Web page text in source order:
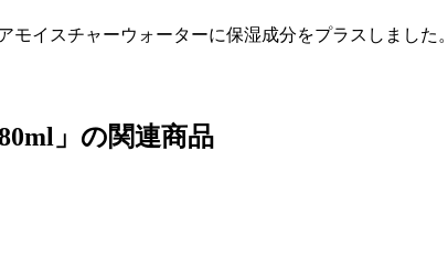
イスチャーウォーターに保湿成分をプラスしました。
」の関連商品